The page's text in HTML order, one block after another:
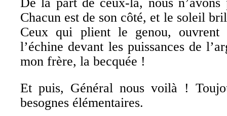
Chacun est de son côté, et le soleil
Ceux qui plient le genou, ouvrent
l’échine devant les puissances de
mon frère, la becquée !
Et puis, Général nous voilà !
besognes élémentaires.